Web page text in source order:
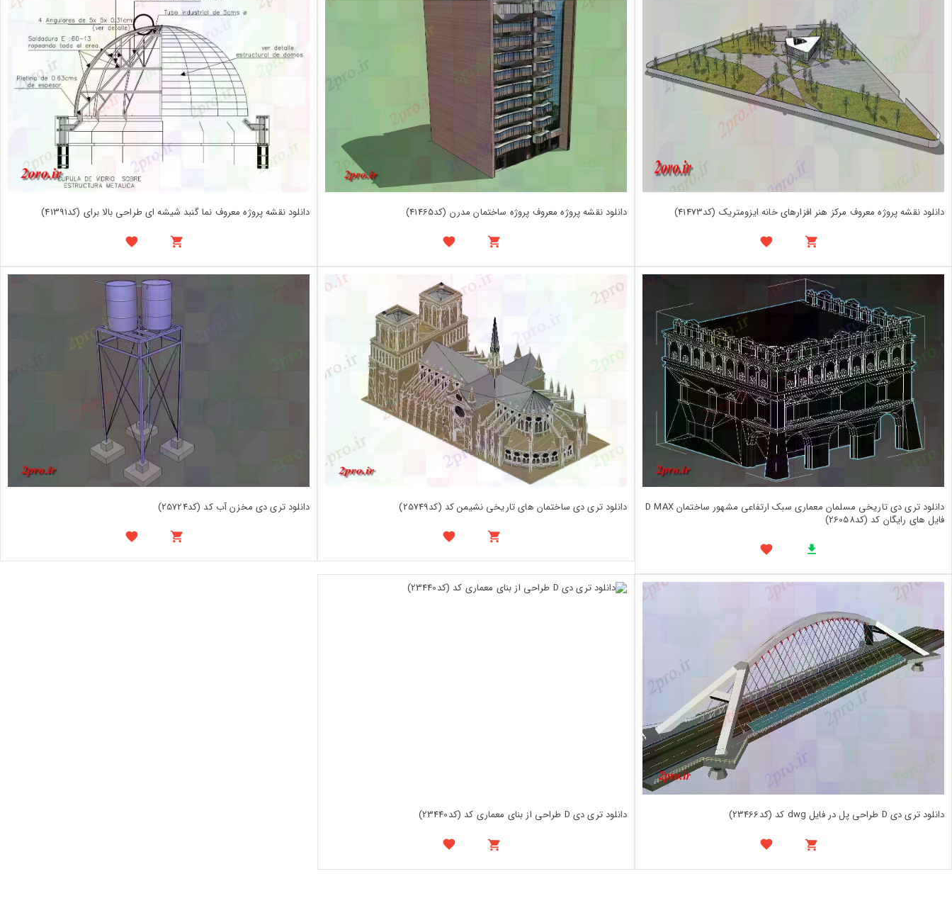
دانلود نقشه پروژه معروف مرکز هنر افزارهای خانه ایزومتریک (کد41473) دانلود نقشه پروژه معروف پروژه ساختمان مدرن (کد41465) دانلود نقشه پروژه معروف نما گنبد شیشه ای طراحی بالا برای (کد41391)
دانلود تری دی تاریخی مسلمان معماری سبک ارتفاعی مشهور ساختمان D MAX
فایل های رایگان کد (کد26058)
دانلود تری دی ساختمان های تاریخی نشیمن کد (کد25749) دانلود تری دی مخزن آب کد (کد25724)
دانلود تری دی D طراحی پل در فایل dwg کد (کد23466) دانلود تری دی D طراحی از بنای معماری کد (کد23440)